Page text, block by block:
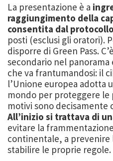
La presentazione è a
raggiungimento della
consentita dal
posti (esclusi gli oratori).
disporre di Green Pass.
secondario nel
che va frantumandosi: il
l’Unione europea adotta
mondo per proteggere le
motivi sono decisamente
All’inizio si trattava di
evitare la
continentale, a prevenire
stabilire le proprie regole.